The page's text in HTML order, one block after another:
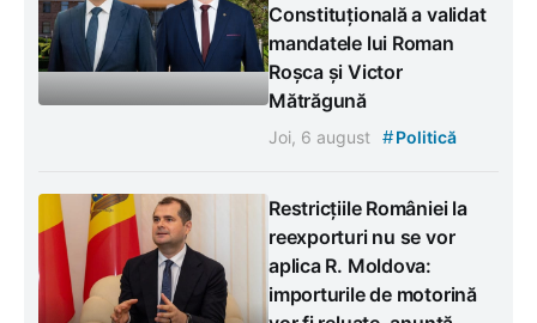
Constituțională a validat
mandatele lui Roman
Roșca și Victor
Mătrăgună
Joi, 6 august #Politică
Restricțiile României la
reexporturi nu se vor
aplica R. Moldova:
importurile de motorină